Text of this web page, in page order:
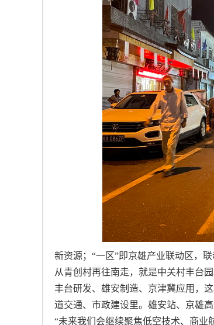
新资源；“一区”即京雄产业联动区，
从青创村再往南走，就是中关村丰台
丰台研发、雄安制造、京津冀应用，
道交通、市政建设里。雄安站、京雄
“未来我们会继续聚焦低空技术、商业